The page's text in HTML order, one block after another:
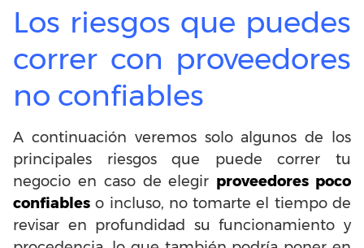
Los riesgos que puedes
correr con proveedores
no confiables
A continuación veremos solo algunos de los
principales riesgos que puede correr tu
negocio en caso de elegir proveedores poco
confiables o incluso, no tomarte el tiempo de
revisar en profundidad su funcionamiento y